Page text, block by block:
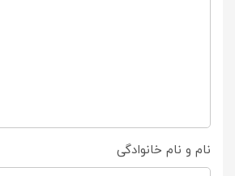
نام و نام خانوادگی